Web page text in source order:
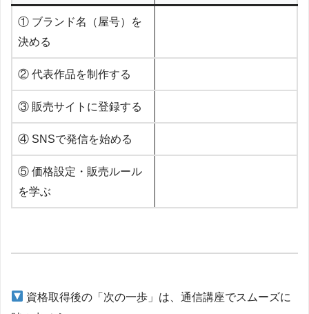
① ブランド名（屋号）を
決める
② 代表作品を制作する
③ 販売サイトに登録する
④ SNSで発信を始める
⑤ 価格設定・販売ルール
を学ぶ
資格取得後の「次の一歩」は、通信講座でスムーズに